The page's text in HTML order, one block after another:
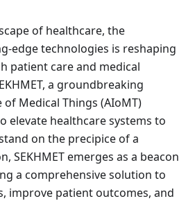
of healthcare, the
edge technologies is reshaping
patient care and medical
a groundbreaking
Medical Things (AIoMT)
elevate healthcare systems to
on the precipice of a
SEKHMET emerges as a beacon
a comprehensive solution to
improve patient outcomes, and